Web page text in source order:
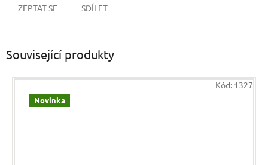
ZEPTAT SE SDÍLET
Související produkty
Novinka
Kód: 1327